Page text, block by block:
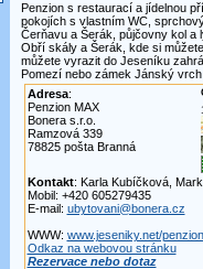
Penzion s restaurací a jídelnou
pokojích s vlastním WC,
Čerňavu a Šerák, půjčovny kol a
Obří skály a Šerák, kde si
můžete vyrazit do Jeseníku
Pomezí nebo zámek Jánský
Adresa:
Penzion MAX
Bonera s.r.o.
Ramzová 339
78825 pošta Branná
Kontakt: Karla Kubíčková,
Mobil: +420 605279435
E-mail: ubytovani@bonera.cz
WWW: www.jeseniky.net/
Odkaz na webovou stránku
Rezervace nebo dotaz